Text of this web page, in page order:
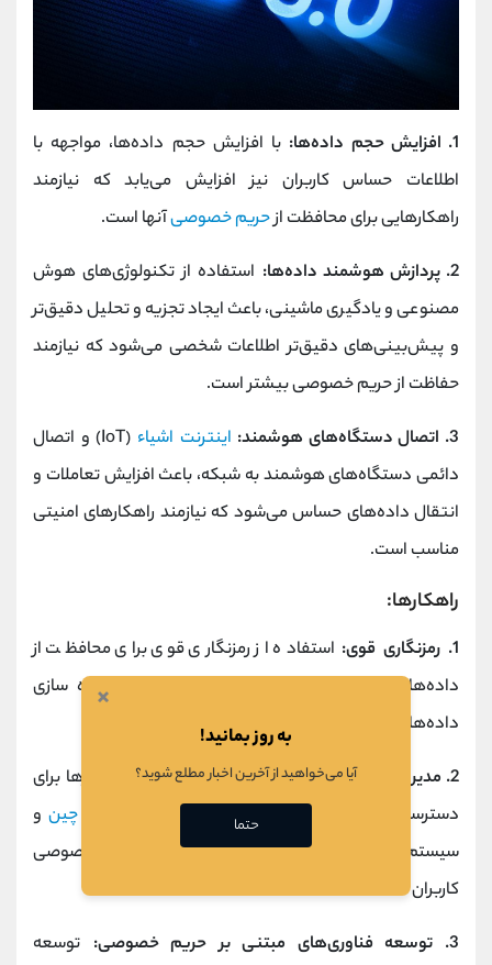
1. افزایش حجم داده‌ها:
با افزایش حجم داده‌ها، مواجهه با
اطلاعات حساس کاربران نیز افزایش می‌یابد که نیازمند
راهکارهایی برای محافظت ازحریم خصوصیآنها است.
2. پردازش هوشمند داده‌ها:
استفاده از تکنولوژی‌های هوش
مصنوعی و یادگیری ماشینی، باعث ایجاد تجزیه و تحلیل دقیق‌تر
و پیش‌بینی‌های دقیق‌تر اطلاعات شخصی می‌شود که نیازمند
حفاظت از حریم خصوصی بیشتر است.
3. اتصال دستگاه‌های هوشمند:
اینترنت اشیاء
(IoT) و اتصال
دائمی دستگاه‌های هوشمند به شبکه، باعث افزایش تعاملات و
انتقال داده‌های حساس می‌شود که نیازمند راهکارهای امنیتی
مناسب است.
راهکارها:
1. رمزنگاری قوی:
استفاده از رمزنگاری قوی برای محافظت از
داده‌های حساس در تمام فرآیندهای انتقال و ذخیره سازی
داده‌ها ضروری است.
2. مدیریت دقیق مجوزها:
تعیین و مدیریت دقیق مجوزها برای
دسترسی به داده‌ها به کمک فناوری‌هایی مانند
بلاک‌ چینو
سیستم‌های امنیتی پیشرفته می‌تواند به حفظ حریم خصوصی
کاربران کمک کند.
3. توسعه فناوری‌های مبتنی بر حریم خصوصی:
توسعه
×
به روز بمانید!
آیا می‌خواهید از آخرین اخبار مطلع شوید؟
حتما